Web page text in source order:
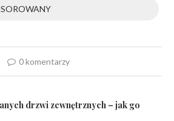
0 komentarzy
drzwi zewnętrznych – jak go